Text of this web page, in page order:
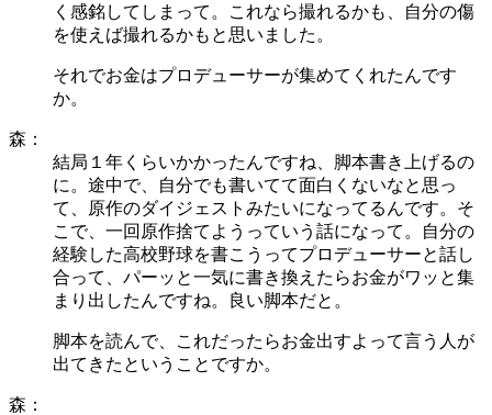
く感銘してしまって。これなら撮れるかも、自分の傷
を使えば撮れるかもと思いました。
それでお金はプロデューサーが集めてくれたんです
か。
森：
結局１年くらいかかったんですね、脚本書き上げるの
に。途中で、自分でも書いてて面白くないなと思っ
て、原作のダイジェストみたいになってるんです。そ
こで、一回原作捨てようっていう話になって。自分の
経験した高校野球を書こうってプロデューサーと話し
合って、パーッと一気に書き換えたらお金がワッと集
まり出したんですね。良い脚本だと。
脚本を読んで、これだったらお金出すよって言う人が
出てきたということですか。
森：